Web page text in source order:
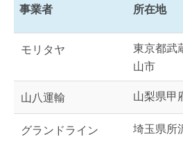
事業者 所在地
モリタヤ
東京都武
山市
山八運輸 山梨県甲
グランドライン 埼玉県所